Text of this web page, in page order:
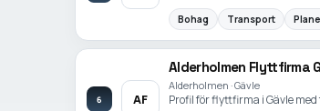
Bohag Transport
6 AF
Alderholmen Flyttfirma
Alderholmen · Gävle
Profil för flyttfirma i Gävle